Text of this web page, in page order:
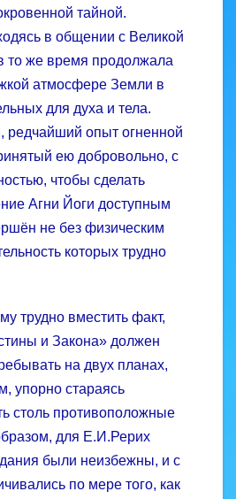
тайной.
в общении с Великой
то же время продолжала
атмосфере Земли в
для духа и тела.
редчайший опыт огненной
ею добровольно, с
чтобы сделать
Агни Йоги доступным
не без физическим
которых трудно
трудно вместить факт,
и Закона» должен
на двух планах,
упорно стараясь
столь противоположные
для Е.И.Рерих
были неизбежны, и с
по мере того, как